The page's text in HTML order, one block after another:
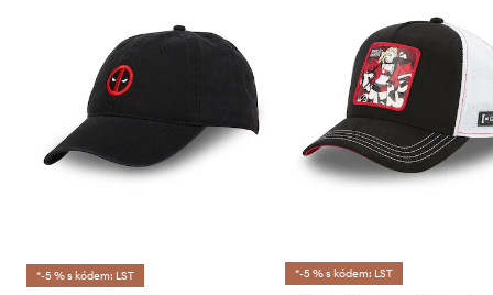
*-5 % s kódem: LST *-5 % s kódem: LST